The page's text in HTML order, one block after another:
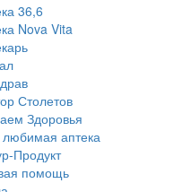
36,6
Nova Vita
Столетов
Здоровья
аптека
Продукт
помощь